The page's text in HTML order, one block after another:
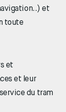
et
toute
et
et leur
du tram